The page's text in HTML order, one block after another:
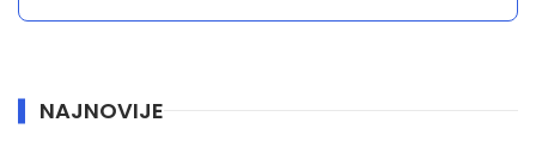
NAJNOVIJE